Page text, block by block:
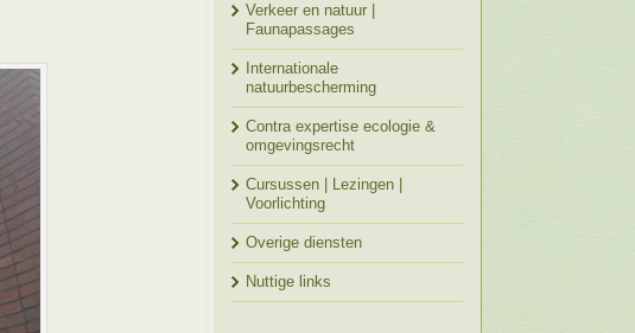
Verkeer en natuur |
Faunapassages
Internationale
natuurbescherming
Contra expertise ecologie &
omgevingsrecht
Cursussen | Lezingen |
Voorlichting
Overige diensten
Nuttige links